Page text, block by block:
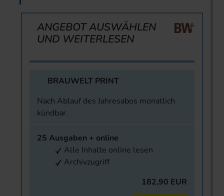
ANGEBOT AUSWÄHLEN
UND WEITERLESEN
BRAUWELT PRINT
Nach Ablauf des Jahresabos monatlich
kündbar.
25 Ausgaben + online
Alle Inhalte online lesen
Archivzugriff
182,90 EUR